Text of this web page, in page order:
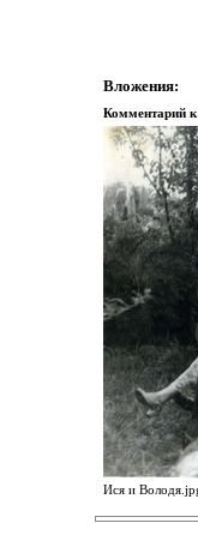
Вложения:
Комментарий
Ися и